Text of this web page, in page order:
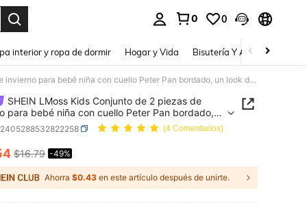
0 0
interior y ropa de dormir Hogar y Vida Bisutería Y Accesorios
SHEIN LMoss Kids Conjunto de 2 piezas de invierno para bebé niña con cuello Peter Pan bordado, un look de moda
SHEIN LMoss Kids Conjunto de 2 piezas de
para bebé niña con cuello Peter Pan bordado,
de moda
(4 Comentarios)
AND AVAILABILITY
$16.79 -49%
Ahorra $0.43 en este artículo después de unirte.